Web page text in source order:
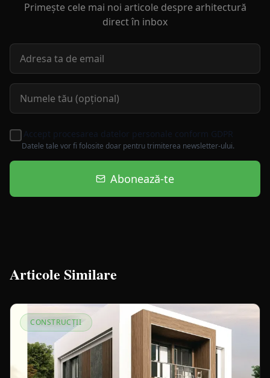
Primește cele mai noi articole despre arhitectură
direct în inbox
Accept procesarea datelor personale conform GDPR
Datele tale vor fi folosite doar pentru trimiterea newsletter-ului.
Abonează-te
Articole Similare
CONSTRUCȚII